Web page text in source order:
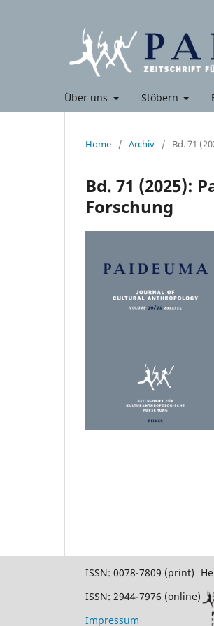
Über uns Stöbern
Home / Archiv / Bd. 71
Bd. 71 (2025):
Forschung
ISSN: 0078-7809 (print)
ISSN: 2944-7976 (online)
Impressum